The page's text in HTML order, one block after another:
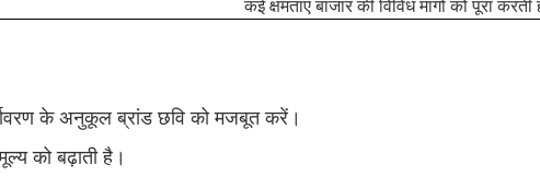
कई क्षमताएं बाजार की विविध मांगों को पूरा
के अनुकूल ब्रांड छवि को मजबूत करें।
को बढ़ाती है।